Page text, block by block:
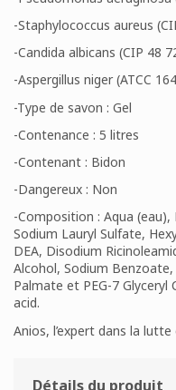
-Staphylococcus aureus
-Candida albicans (CIP 48
-Aspergillus niger (ATCC
-Type de savon : Gel
-Contenance : 5 litres
-Contenant : Bidon
-Dangereux : Non
-Composition : Aqua
Sodium Lauryl Sulfate,
DEA, Disodium
Alcohol, Sodium
Palmate et PEG-7
acid.
Anios, l’expert dans la
Détails du produit